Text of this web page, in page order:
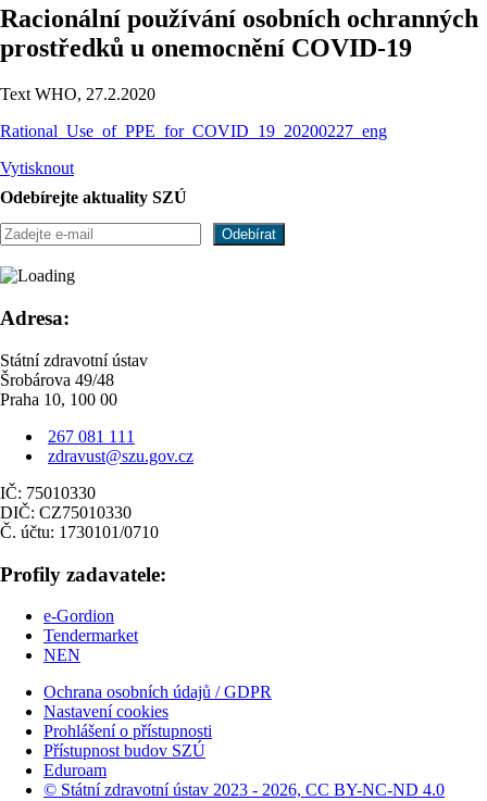
Racionální používání osobních ochranných
prostředků u onemocnění COVID-19
Text WHO, 27.2.2020
Rational_Use_of_PPE_for_COVID_19_20200227_eng
Vytisknout
Odebírejte aktuality SZÚ
Adresa:
Státní zdravotní ústav
Šrobárova 49/48
Praha 10, 100 00
267 081 111
zdravust@szu.gov.cz
IČ: 75010330
DIČ: CZ75010330
Č. účtu: 1730101/0710
Profily zadavatele:
e-Gordion
Tendermarket
NEN
Ochrana osobních údajů / GDPR
Nastavení cookies
Prohlášení o přístupnosti
Přístupnost budov SZÚ
Eduroam
© Státní zdravotní ústav 2023 - 2026, CC BY-NC-ND 4.0